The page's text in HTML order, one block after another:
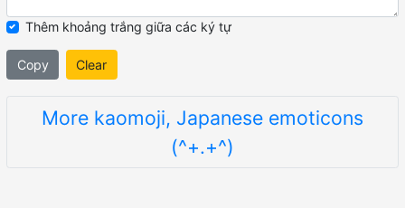
Thêm khoảng trắng giữa các ký tự
Copy Clear
More kaomoji, Japanese emoticons
(^+.+^)